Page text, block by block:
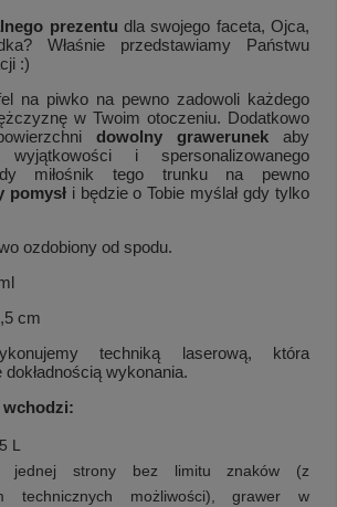
prezentu dla swojego faceta, Ojca,
Właśnie przedstawiamy Państwu
:)
na piwko na pewno zadowoli każdego
w Twoim otoczeniu. Dodatkowo
dowolny grawerunek
aby
i spersonalizowanego
miłośnik tego trunku na pewno
pomysł i będzie o Tobie myślał gdy tylko
ozdobiony od spodu.
cm
techniką laserową, która
wykonania.
wchodzi:
L
jednej strony bez limitu znaków (z
technicznych możliwości), grawer w